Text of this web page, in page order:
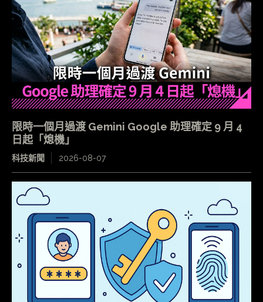
限時一個月過渡 Gemini Google 助理確定 9 月 4
日起「熄機」
科技新聞 2026-08-07